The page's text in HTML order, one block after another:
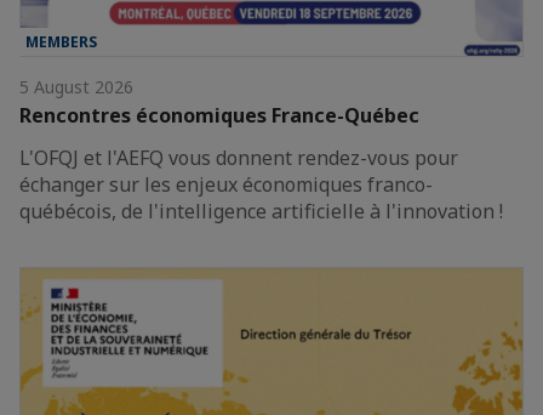
MEMBERS
5 August 2026
Rencontres économiques France-Québec
L'OFQJ et l'AEFQ vous donnent rendez-vous pour
échanger sur les enjeux économiques franco-
québécois, de l'intelligence artificielle à l'innovation !